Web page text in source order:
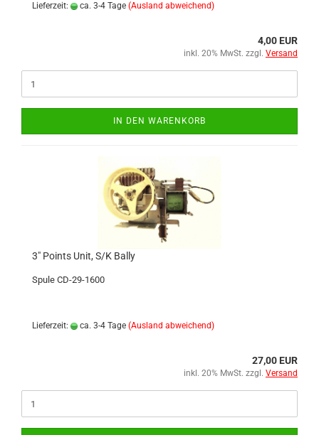
Lieferzeit: ca. 3-4 Tage (Ausland abweichend)
4,00 EUR
inkl. 20% MwSt. zzgl. Versand
IN DEN WARENKORB
3" Points Unit, S/K Bally
Spule CD-29-1600
Lieferzeit: ca. 3-4 Tage (Ausland abweichend)
27,00 EUR
inkl. 20% MwSt. zzgl. Versand